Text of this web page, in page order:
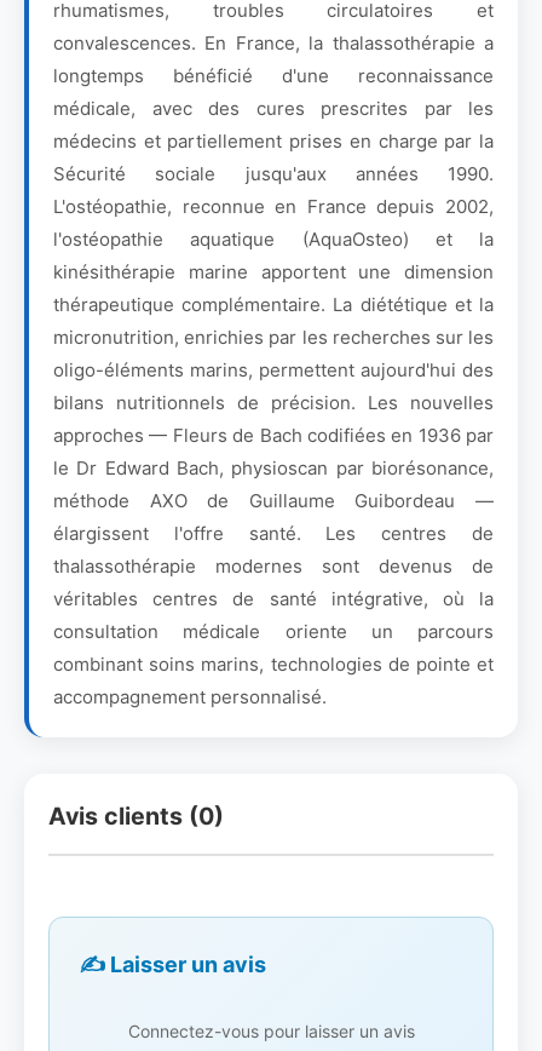
rhumatismes, troubles circulatoires et
convalescences. En France, la thalassothérapie a
longtemps bénéficié d'une reconnaissance
médicale, avec des cures prescrites par les
médecins et partiellement prises en charge par la
Sécurité sociale jusqu'aux années 1990.
L'ostéopathie, reconnue en France depuis 2002,
l'ostéopathie aquatique (AquaOsteo) et la
kinésithérapie marine apportent une dimension
thérapeutique complémentaire. La diététique et la
micronutrition, enrichies par les recherches sur les
oligo-éléments marins, permettent aujourd'hui des
bilans nutritionnels de précision. Les nouvelles
approches — Fleurs de Bach codifiées en 1936 par
le Dr Edward Bach, physioscan par biorésonance,
méthode AXO de Guillaume Guibordeau —
élargissent l'offre santé. Les centres de
thalassothérapie modernes sont devenus de
véritables centres de santé intégrative, où la
consultation médicale oriente un parcours
combinant soins marins, technologies de pointe et
accompagnement personnalisé.
Avis clients (0)
✍️ Laisser un avis
Connectez-vous pour laisser un avis